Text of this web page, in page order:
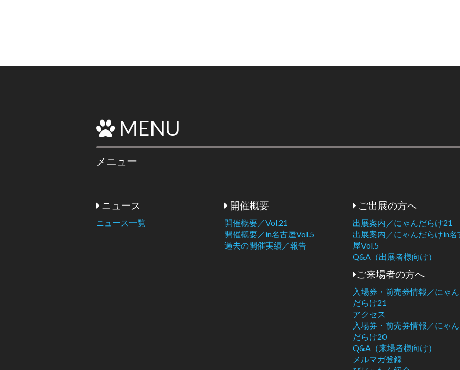
MENU
メニュー
ニュース
ニュース一覧
開催概要
開催概要／Vol.21
開催概要／in名古屋Vol.5
過去の開催実績／報告
ご出展の方へ
出展案内／にゃんだらけ21
出展案内／にゃんだらけin名
屋Vol.5
Q&A（出展者様向け）
ご来場者の方へ
入場券・前売券情報／にゃん
だらけ21
アクセス
入場券・前売券情報／にゃん
だらけ20
Q&A（来場者様向け）
メルマガ登録